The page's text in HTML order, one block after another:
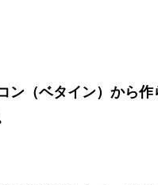
ン（ベタイン）から